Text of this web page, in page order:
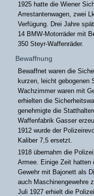
1925 hatte die Wiener
Arrestantenwagen, zwei
Verfügung. Drei Jahre
14 BMW-Motorräder mit
350 Steyr-Waffenräder.
Bewaffnung
Bewaffnet waren die
kurzen, leicht gebogenen
Wachzimmer waren mit
erhielten die
genehmigte die
Waffenfabrik Gasser
1912 wurde der
Kaliber 7,5 ersetzt.
1918 übernahm die
Armee. Einige Zeit hatten
Gewehr mit Bajonett als
auch Maschinengewehre
Juli 1927 erhielt die